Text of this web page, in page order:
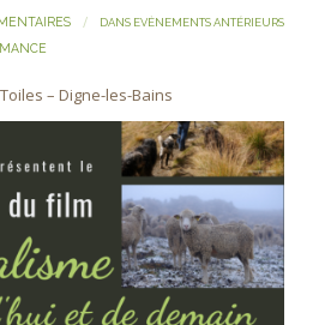
/ DANS EVÈNEMENTS ANTÉRIEURS
– Digne-les-Bains